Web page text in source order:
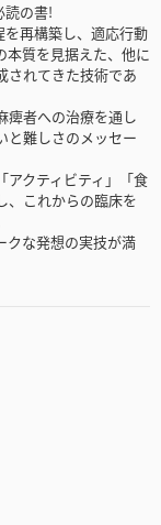
読の書!
再構築し、適応行動
本質を見据えた、他に
されてきた技術であ
痺者への治療を通し
と難しさのメッセー
クティビティ」「食
、これからの臨床を
クな発想の実技が満